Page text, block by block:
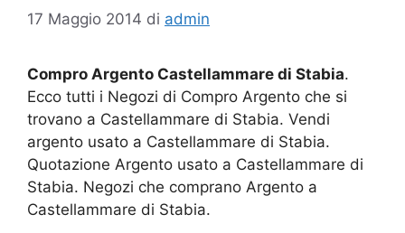
17 Maggio 2014 di admin
Compro Argento Castellammare di Stabia.
Ecco tutti i Negozi di Compro Argento che si
trovano a Castellammare di Stabia. Vendi
argento usato a Castellammare di Stabia.
Quotazione Argento usato a Castellammare di
Stabia. Negozi che comprano Argento a
Castellammare di Stabia.